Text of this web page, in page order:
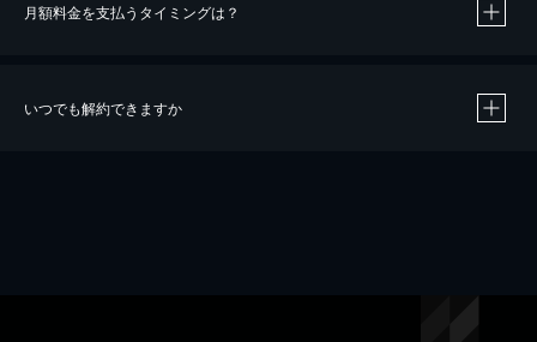
※40％ポイント還元の対象は、クレジットカード決済による作品の購入 / レンタルです。
iOSアプリのUコイン決済による作品の購入 / レンタルは、20％のポイント還元です。
月額料金を支払うタイミングは？
いつでも解約できますか